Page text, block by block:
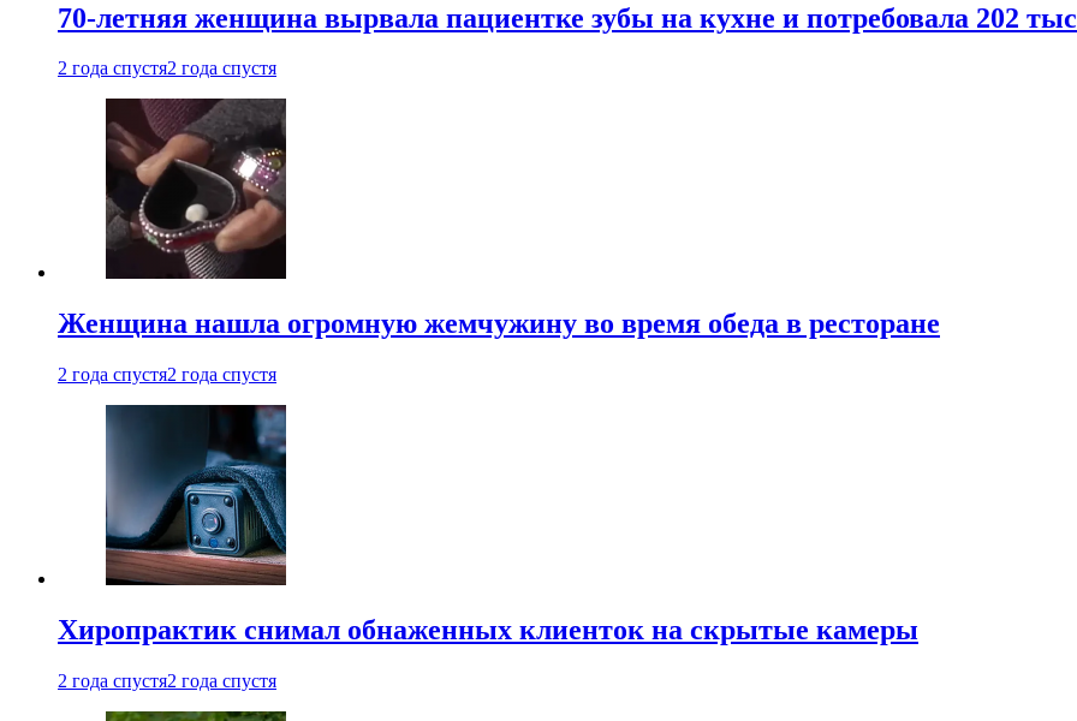
70-летняя женщина вырвала пациентке зубы на кухне и потребовала 202
2 года спустя2 года спустя
Женщина нашла огромную жемчужину во время обеда в ресторане
2 года спустя2 года спустя
Хиропрактик снимал обнаженных клиенток на скрытые камеры
2 года спустя2 года спустя